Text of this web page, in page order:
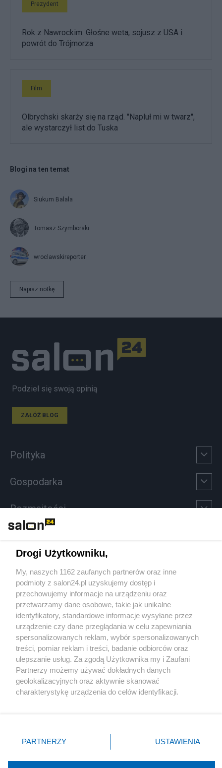
Prezydent
Rok z Nawrockim. Głośne weta, sojusz z USA i
powrót do Trójmorza
Film
Olbrychski skarży się na rząd. "Napluł mi w twarz",
ale wystarczył list do Tuska
Blogi na ten temat
Siukum Balala
Tomasz Szymborski
wroclawskireporter
Napisz notkę
Podziel się swoją opinią
ZAŁÓŻ BLOG
Polityka
Gospodarka
Rozmaitości
Sport
Społeczeństwo
Kultura
X Facebook Instagram Youtube
Drogi Użytkowniku,
My, naszych 1162 zaufanych partnerów oraz inne
podmioty z salon24.pl uzyskujemy dostęp i
przechowujemy informacje na urządzeniu oraz
przetwarzamy dane osobowe, takie jak unikalne
identyfikatory, standardowe informacje wysyłane przez
urządzenie czy dane przeglądania w celu zapewniania
spersonalizowanych reklam, wybór spersonalizowanych
treści, pomiar reklam i treści, badanie odbiorców oraz
ulepszanie usług. Za zgodą Użytkownika my i Zaufani
Partnerzy możemy używać dokładnych danych
geolokalizacyjnych oraz aktywnie skanować
charakterystykę urządzenia do celów identyfikacji.
zmienić/wycofać klikając przycisk ustawień prywatności
znajdujący się w lewym dolnym rogu strony
rodzaje przetwarzania danych nie wymagają zgody
PARTNERZY USTAWIENIA